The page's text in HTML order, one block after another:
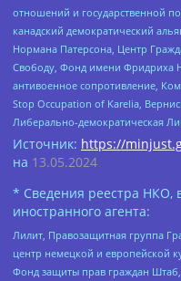
отношений и государственной
канадский демократический
Нормана Патерсона, Центр
Свободу, Фонд имени Фридриха
антивоенное сопротивление,
Stop Occupation of Karelia,
Либерально-демократическая
Источник: https://
на 13.05.2024
* Сведения реестра
иностранного агента:
Лилит, Правозащитная группа
центр немецкой и европейской
Фонд защиты прав граждан Штаб,